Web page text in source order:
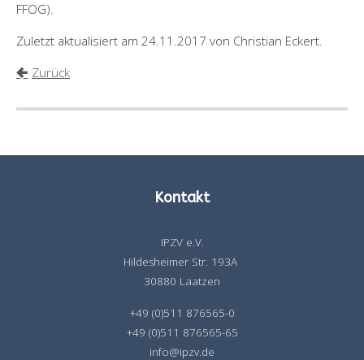
FFOG).
Zuletzt aktualisiert am 24.11.2017 von Christian Eckert.
Zurück
Kontakt
IPZV e.V.
Hildesheimer Str. 193A
30880 Laatzen
+49 (0)511 876565-0
+49 (0)511 876565-65
info@ipzv.de